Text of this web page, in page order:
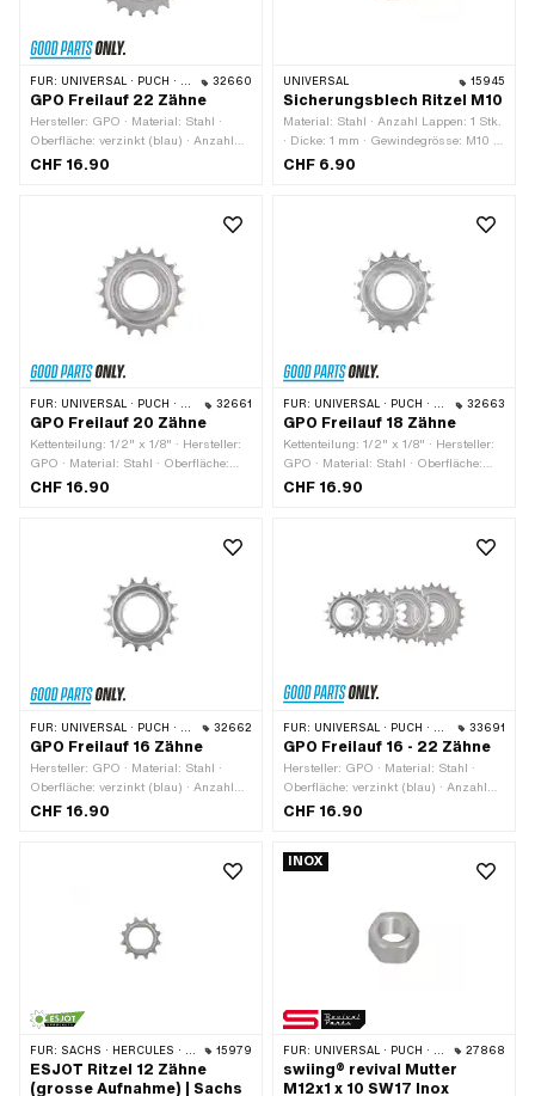
FÜR: UNIVERSAL · PUCH · SACHS 32660
GPO Freilauf 22 Zähne
Hersteller: GPO · Material: Stahl ·
Oberfläche: verzinkt (blau) · Anzahl
Zähne: 22 Stk. · Kettenteilung: 1/2" x
CHF 16.90
UNIVERSAL 15945
Sicherungsblech Ritzel M10
Material: Stahl · Anzahl Lappen: 1 Stk.
· Dicke: 1 mm · Gewindegrösse: M10 ·
Nenndurchmesser (Gewinde): 10 mm ·
CHF 6.90
FÜR: UNIVERSAL · PUCH · SACHS 32661
GPO Freilauf 20 Zähne
Kettenteilung: 1/2" x 1/8" · Hersteller:
GPO · Material: Stahl · Oberfläche:
verzinkt (blau) · Anzahl Zähne: 20
CHF 16.90
FÜR: UNIVERSAL · PUCH · SACHS · PONY / CILO (BETA 521 & 512) · PIAGGIO · TOMOS 32663
GPO Freilauf 18 Zähne
Kettenteilung: 1/2" x 1/8" · Hersteller:
GPO · Material: Stahl · Oberfläche:
verzinkt (blau) · Anzahl Zähne: 18 Stk.
CHF 16.90
FÜR: UNIVERSAL · PUCH · SACHS · PONY / CILO (BETA 521 & 512) · PIAGGIO · TOMOS 32662
GPO Freilauf 16 Zähne
Hersteller: GPO · Material: Stahl ·
Oberfläche: verzinkt (blau) · Anzahl
Zähne: 16 Stk. · Kettenteilung: 1/2" x
CHF 16.90
FÜR: UNIVERSAL · PUCH · SACHS · PONY / CILO (BETA 521 & 512) · PIAGGIO · TOMOS 33691
GPO Freilauf 16 - 22 Zähne
Hersteller: GPO · Material: Stahl ·
Oberfläche: verzinkt (blau) · Anzahl
Zähne: 16 Stk. · Anzahl Zähne: 18 Stk.
1/8" · Gewindeart: FG34.8 (1.37" 24G)
CHF 16.90
FÜR: SACHS · HERCULES · MOTOGRAZIELLA 15979
ESJOT Ritzel 12 Zähne
(grosse Aufnahme) | Sachs
INOX
FÜR: UNIVERSAL · PUCH · SACHS 27868
swiing® revival Mutter
M12x1 x 10 SW17 Inox